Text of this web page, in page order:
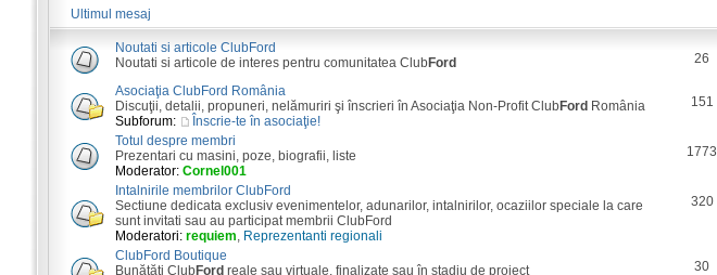
Ultimul mesaj
Noutati si articole ClubFord
Noutati si articole de interes pentru comunitatea ClubFord 26
Asociaţia ClubFord România
Discuţii, detalii, propuneri, nelămuriri şi înscrieri în Asociaţia Non-Profit ClubFord România
Subforum:
Înscrie-te în asociaţie!
151
Totul despre membri
Prezentari cu masini, poze, biografii, liste
Moderator: Cornel001
1773
Intalnirile membrilor ClubFord
Sectiune dedicata exclusiv evenimentelor, adunarilor, intalnirilor, ocaziilor speciale la care
sunt invitati sau au participat membrii ClubFord
Moderatori: requiem, Reprezentanti regionali
320
ClubFord Boutique
Bunătăţi ClubFord reale sau virtuale, finalizate sau în stadiu de proiect
30